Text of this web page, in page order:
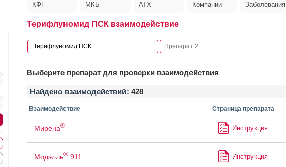
КФГ МКБ АТХ Компании Заболевания
Терифлуномид ПСК взаимодействие
Выберите препарат для проверки взаимодействия
Найдено взаимодействий: 428
Взаимодействие Страница препарата
Мирена® Инструкция
Модэлль®911 Инструкция